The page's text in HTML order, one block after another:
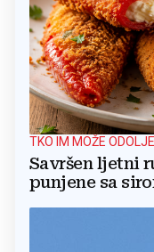
TKO IM MOŽE
Savršen ljetni
punjene sa